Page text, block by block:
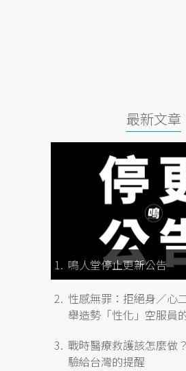
最新文章
鳴人堂停止更新公告
性感無罪：拒絕身／心
舉造勢「性化」空服員
戰時醫療救護該怎麼做
驗給台灣的提醒